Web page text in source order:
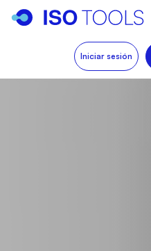
Iniciar sesión